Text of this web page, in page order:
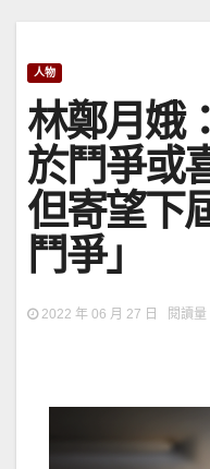
人物
林鄭月娥
於鬥爭或
但寄望下
鬥爭」
2022 年 06 月 27 日 閱讀量